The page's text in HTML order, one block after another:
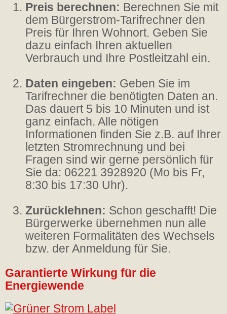
Preis berechnen: Berechnen Sie mit
dem Bürgerstrom-Tarifrechner den
Preis für Ihren Wohnort. Geben Sie
dazu einfach Ihren aktuellen
Verbrauch und Ihre Postleitzahl ein.
Daten eingeben: Geben Sie im
Tarifrechner die benötigten Daten an.
Das dauert 5 bis 10 Minuten und ist
ganz einfach. Alle nötigen
Informationen finden Sie z.B. auf Ihrer
letzten Stromrechnung und bei
Fragen sind wir gerne persönlich für
Sie da: 06221 3928920 (Mo bis Fr,
8:30 bis 17:30 Uhr).
Zurücklehnen: Schon geschafft! Die
Bürgerwerke übernehmen nun alle
weiteren Formalitäten des Wechsels
bzw. der Anmeldung für Sie.
Garantierte Wirkung für die
Energiewende